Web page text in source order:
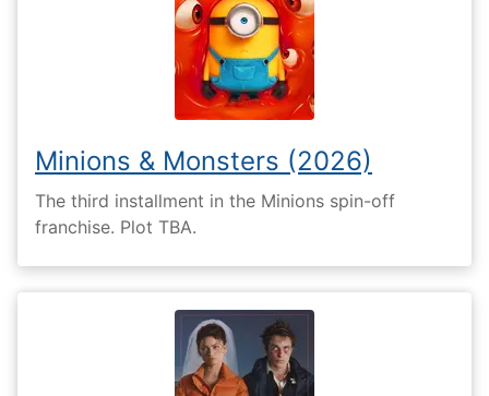
Minions & Monsters (2026)
The third installment in the Minions spin-off
franchise. Plot TBA.